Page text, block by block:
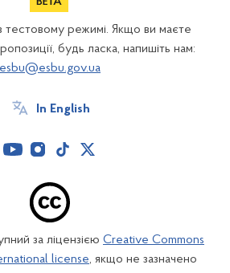
тестовому режимі. Якщо ви маєте
будь ласка, напишіть нам:
esbu@esbu.gov.ua
In English
за ліцензією Creative Commons
license, якщо не зазначено